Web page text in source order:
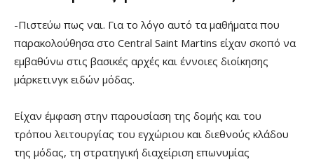
-Πιστεύω πως ναι. Για το λόγο αυτό τα μαθήματα που
παρακολούθησα στο Central Saint Martins είχαν σκοπό να
εμβαθύνω στις βασικές αρχές και έννοιες διοίκησης
μάρκετινγκ ειδών μόδας.
Είχαν έμφαση στην παρουσίαση της δομής και του
τρόπου λειτουργίας του εγχώριου και διεθνούς κλάδου
της μόδας, τη στρατηγική διαχείριση επωνυμίας